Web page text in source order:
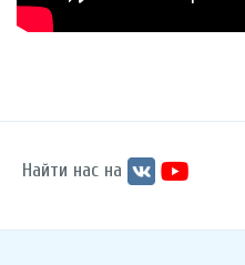
Найти нас на